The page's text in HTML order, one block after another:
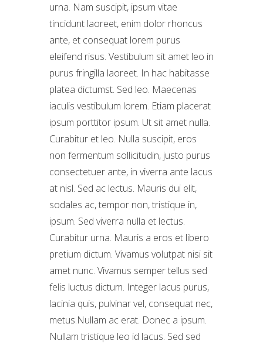
urna. Nam suscipit, ipsum vitae
tincidunt laoreet, enim dolor rhoncus
ante, et consequat lorem purus
eleifend risus. Vestibulum sit amet leo in
purus fringilla laoreet. In hac habitasse
platea dictumst. Sed leo. Maecenas
iaculis vestibulum lorem. Etiam placerat
ipsum porttitor ipsum. Ut sit amet nulla.
Curabitur et leo. Nulla suscipit, eros
non fermentum sollicitudin, justo purus
consectetuer ante, in viverra ante lacus
at nisl. Sed ac lectus. Mauris dui elit,
sodales ac, tempor non, tristique in,
ipsum. Sed viverra nulla et lectus.
Curabitur urna. Mauris a eros et libero
pretium dictum. Vivamus volutpat nisi sit
amet nunc. Vivamus semper tellus sed
felis luctus dictum. Integer lacus purus,
lacinia quis, pulvinar vel, consequat nec,
metus.Nullam ac erat. Donec a ipsum.
Nullam tristique leo id lacus. Sed sed